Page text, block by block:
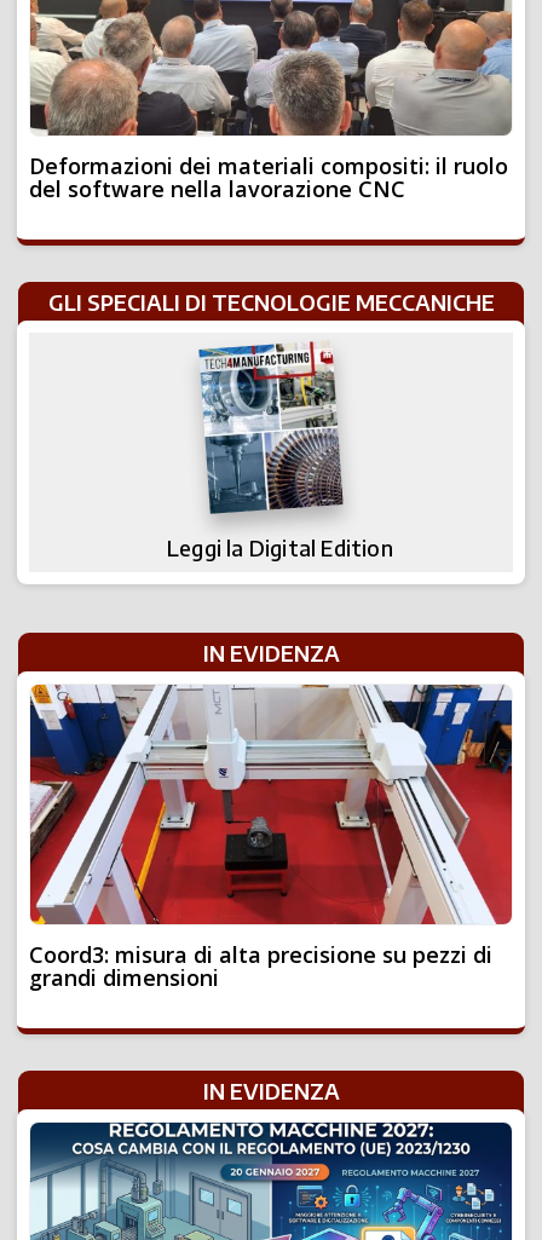
Deformazioni dei materiali compositi: il ruolo
del software nella lavorazione CNC
GLI SPECIALI DI TECNOLOGIE MECCANICHE
Leggi la Digital Edition
IN EVIDENZA
Coord3: misura di alta precisione su pezzi di
grandi dimensioni
IN EVIDENZA